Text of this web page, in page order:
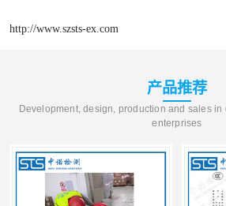
http://www.szsts-ex.com
产品推荐
Development, design, production and sales in
enterprises